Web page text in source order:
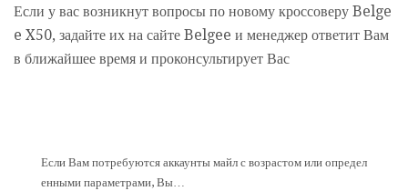
Если у вас возникнут вопросы по новому кроссоверу Belge
e X50, задайте их на сайте Belgee и менеджер ответит Вам
в ближайшее время и проконсультирует Вас
Если Вам потребуются аккаунты майл с возрастом или определ
енными параметрами, Вы…